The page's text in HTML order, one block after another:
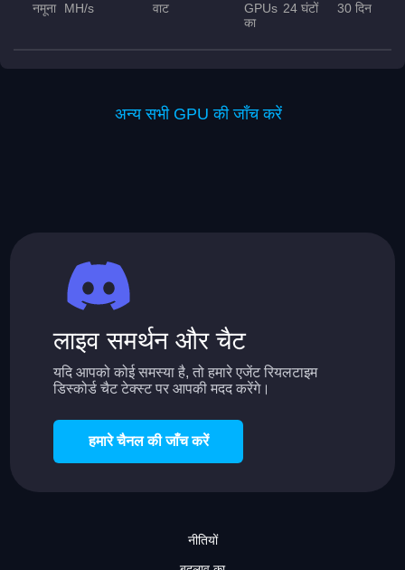
नमूना MH/s वाट
GPUs
का
24 घंटों 30 दिन
अन्य सभी GPU की जाँच करें
लाइव समर्थन और चैट
यदि आपको कोई समस्या है, तो हमारे एजेंट रियलटाइम
डिस्कोर्ड चैट टेक्स्ट पर आपकी मदद करेंगे।
हमारे चैनल की जाँच करें
नीतियों